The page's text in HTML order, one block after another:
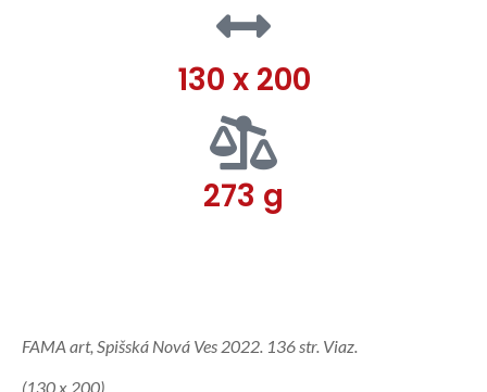
130 x 200
273 g
FAMA art, Spišská Nová Ves 2022. 136 str. Viaz.
(130 x 200)